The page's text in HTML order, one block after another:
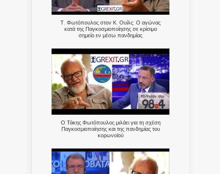
Τ. Φωτόπουλος στον Κ. Ουίλς: Ο αγώνας
κατά της Παγκοσμιοποίησης σε κρίσιμο
σημείο εν μέσω πανδημίας
Ο Τάκης Φωτόπουλος μιλάει για τη σχέση
Παγκοσμιοποίησης και της πανδημίας του
κορωνοϊού